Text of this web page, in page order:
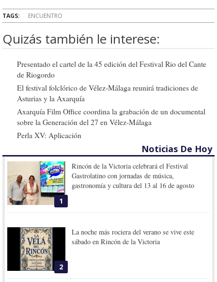
TAGS: ENCUENTRO
Quizás también le interese:
Presentado el cartel de la 45 edición del Festival Rio del Cante
de Riogordo
El festival folclórico de Vélez-Málaga reunirá tradiciones de
Asturias y la Axarquía
Axarquía Film Office coordina la grabación de un documental
sobre la Generación del 27 en Vélez-Málaga
Perla XV: Aplicación
Noticias De Hoy
1
Rincón de la Victoria celebrará el Festival
Gastrolatino con jornadas de música,
gastronomía y cultura del 13 al 16 de agosto
2
La noche más rociera del verano se vive este
sábado en Rincón de la Victoria